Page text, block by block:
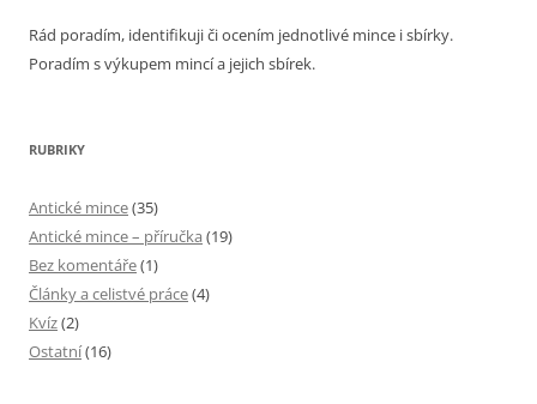
Rád poradím, identifikuji či ocením jednotlivé mince i sbírky.
Poradím s výkupem mincí a jejich sbírek.
RUBRIKY
Antické mince(35)
Antické mince – příručka (19)
Bez komentáře(1)
Články a celistvé práce(4)
Kvíz(2)
Ostatní(16)